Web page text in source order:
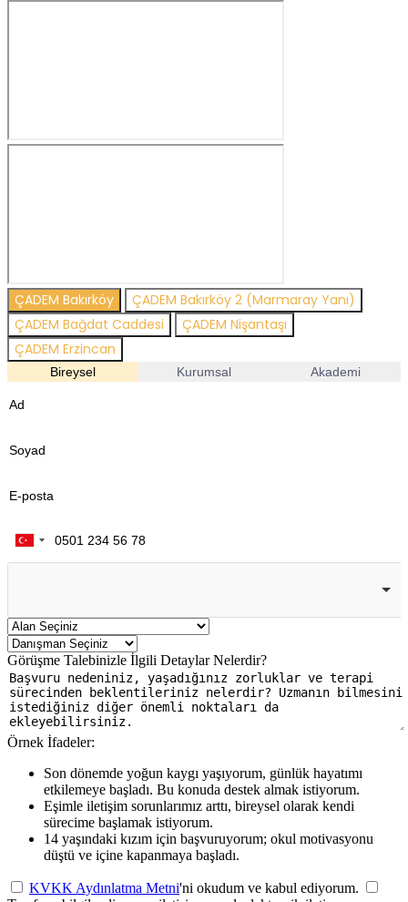
ÇADEM Bakırköy
ÇADEM Bakırköy 2 (Marmaray Yanı)
ÇADEM Bağdat Caddesi
ÇADEM Nişantaşı
ÇADEM Erzincan
Bireysel Kurumsal Akademi
Görüşme Talebinizle İlgili Detaylar Nelerdir?
Örnek İfadeler:
Son dönemde yoğun kaygı yaşıyorum, günlük hayatımı
etkilemeye başladı. Bu konuda destek almak istiyorum.
Eşimle iletişim sorunlarımız arttı, bireysel olarak kendi
sürecime başlamak istiyorum.
14 yaşındaki kızım için başvuruyorum; okul motivasyonu
düştü ve içine kapanmaya başladı.
KVKK Aydınlatma Metni'ni okudum ve kabul ediyorum.